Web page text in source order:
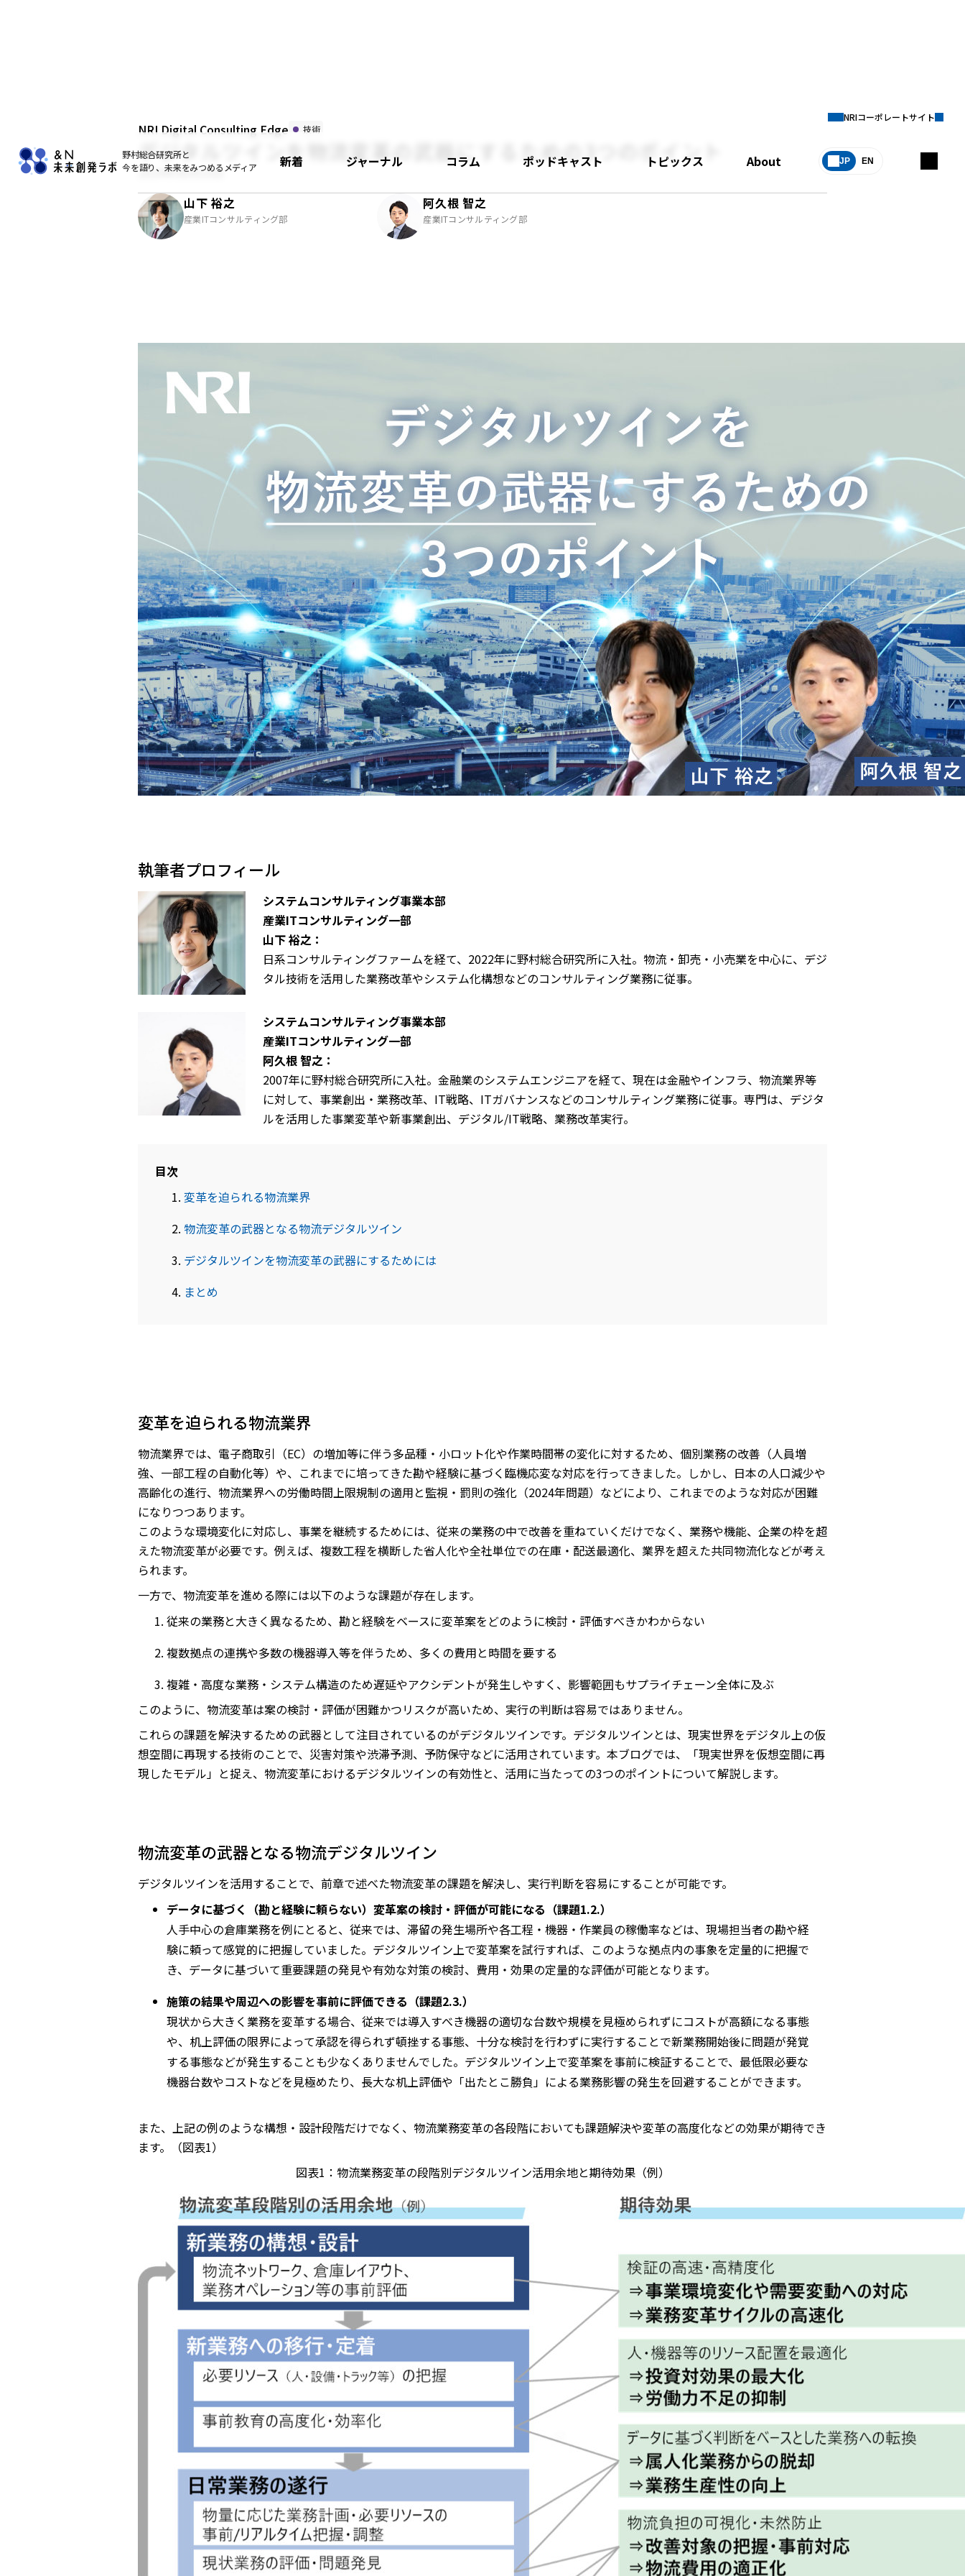
野村総合研究所と
今を語り、未来をみつめるメディア
新着 ジャーナル コラム ポッドキャスト トピックス About JP EN
NRIコーポレートサイト
NRI Digital Consulting Edge 技術
デジタルツインを物流変革の武器にするための3つのポイント
2024年06月10日
山下 裕之
産業ITコンサルティング部
阿久根 智之
産業ITコンサルティング部
執筆者プロフィール
システムコンサルティング事業本部
産業ITコンサルティング一部
山下 裕之：
日系コンサルティングファームを経て、2022年に野村総合研究所に入社。物流・卸売・小売業を中心に、デジ
タル技術を活用した業務改革やシステム化構想などのコンサルティング業務に従事。
システムコンサルティング事業本部
産業ITコンサルティング一部
阿久根 智之：
2007年に野村総合研究所に入社。金融業のシステムエンジニアを経て、現在は金融やインフラ、物流業界等
に対して、事業創出・業務改革、IT戦略、ITガバナンスなどのコンサルティング業務に従事。専門は、デジタ
ルを活用した事業変革や新事業創出、デジタル/IT戦略、業務改革実行。
目次
変革を迫られる物流業界
物流変革の武器となる物流デジタルツイン
デジタルツインを物流変革の武器にするためには
まとめ
変革を迫られる物流業界
物流業界では、電子商取引（EC）の増加等に伴う多品種・小ロット化や作業時間帯の変化に対するため、個別業務の改善（人員増
強、一部工程の自動化等）や、これまでに培ってきた勘や経験に基づく臨機応変な対応を行ってきました。しかし、日本の人口減少や
高齢化の進行、物流業界への労働時間上限規制の適用と監視・罰則の強化（2024年問題）などにより、これまでのような対応が困難
になりつつあります。
このような環境変化に対応し、事業を継続するためには、従来の業務の中で改善を重ねていくだけでなく、業務や機能、企業の枠を超
えた物流変革が必要です。例えば、複数工程を横断した省人化や全社単位での在庫・配送最適化、業界を超えた共同物流化などが考え
られます。
一方で、物流変革を進める際には以下のような課題が存在します。
従来の業務と大きく異なるため、勘と経験をベースに変革案をどのように検討・評価すべきかわからない
複数拠点の連携や多数の機器導入等を伴うため、多くの費用と時間を要する
複雑・高度な業務・システム構造のため遅延やアクシデントが発生しやすく、影響範囲もサプライチェーン全体に及ぶ
このように、物流変革は案の検討・評価が困難かつリスクが高いため、実行の判断は容易ではありません。
これらの課題を解決するための武器として注目されているのがデジタルツインです。デジタルツインとは、現実世界をデジタル上の仮
想空間に再現する技術のことで、災害対策や渋滞予測、予防保守などに活用されています。本ブログでは、「現実世界を仮想空間に再
現したモデル」と捉え、物流変革におけるデジタルツインの有効性と、活用に当たっての3つのポイントについて解説します。
物流変革の武器となる物流デジタルツイン
デジタルツインを活用することで、前章で述べた物流変革の課題を解決し、実行判断を容易にすることが可能です。
データに基づく（勘と経験に頼らない）変革案の検討・評価が可能になる（課題1.2.）
人手中心の倉庫業務を例にとると、従来では、滞留の発生場所や各工程・機器・作業員の稼働率などは、現場担当者の勘や経
験に頼って感覚的に把握していました。デジタルツイン上で変革案を試行すれば、このような拠点内の事象を定量的に把握で
き、データに基づいて重要課題の発見や有効な対策の検討、費用・効果の定量的な評価が可能となります。
施策の結果や周辺への影響を事前に評価できる（課題2.3.）
現状から大きく業務を変革する場合、従来では導入すべき機器の適切な台数や規模を見極められずにコストが高額になる事態
や、机上評価の限界によって承認を得られず頓挫する事態、十分な検討を行わずに実行することで新業務開始後に問題が発覚
する事態などが発生することも少なくありませんでした。デジタルツイン上で変革案を事前に検証することで、最低限必要な
機器台数やコストなどを見極めたり、長大な机上評価や「出たとこ勝負」による業務影響の発生を回避することができます。
また、上記の例のような構想・設計段階だけでなく、物流業務変革の各段階においても課題解決や変革の高度化などの効果が期待でき
ます。（図表1）
図表1：物流業務変革の段階別デジタルツイン活用余地と期待効果（例）